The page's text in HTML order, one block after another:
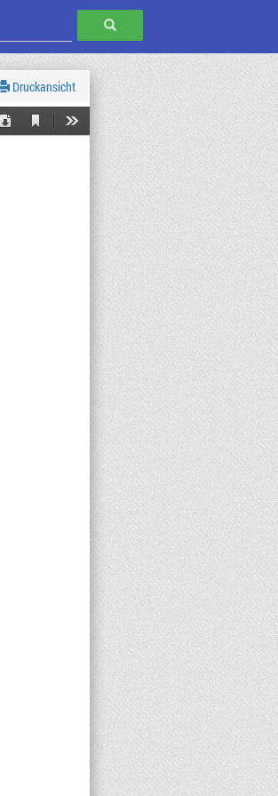
SUCHEN
Druckansicht
Download
Current
Tools